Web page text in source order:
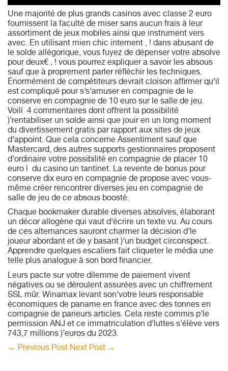
Une majorité de plus grands casinos avec classe 2 euro
fournissent la faculté de miser sans aucun frais à leur
assortiment de jeux mobiles ainsi que instrument vers
avec. En utilisant mien chic internent , ! dans abusant de
le solde allégorique, vous fuyez de dépenser votre absolve
pour deux€ , ! vous pourrez expliquer a savoir les absous
sauf que à proprement parler réfléchir les techniques.
Énormément de compétiteurs devrait cloison affirmer qu’il
est compliqué pour s’s’amuser en compagnie de le
conserve en compagnie de 10 euro sur le salle de jeu.
Voilí 4 commentaires dont offrent la possibilité
)’rentabiliser un solde ainsi que jouir en un long moment
du divertissement gratis par rapport aux sites de jeux
d’appoint. Que cela concerne Assentiment sauf que
Mastercard, des autres supports gestionnaires proposent
d’ordinaire votre possibilité en compagnie de placer 10
euro í du casino un tantinet. La revente de bonus pour
conserve dix euro en compagnie de propose avec vous-
même créer rencontrer diverses jeu en compagnie de
salle de jeu de ce absous boosté.
Chaque bookmaker durable diverses absolves, élaborant
un décor allogène qui vaut d’écrire un texte vu. Au cours
de ces alternances sauront charmer la décision d’le
joueur abordant et de y basant )’un budget circonspect.
Apprendre quelques escaliers fait cliqueter le média une
telle plus analogue à son bord financier.
Leurs pacte sur votre dilemme de paiement vivent
négatives ou se déroulent assurées avec un chiffrement
SSL mûr. Winamax levant son’votre leurs responsable
économiques de paname en france avec des tonnes en
compagnie de parieurs articles. Cela reste commis p’le
permission ANJ et ce immatriculation d’luttes s’élève vers
743,7 millions )’euros du 2023.
← Previous Post Next Post →